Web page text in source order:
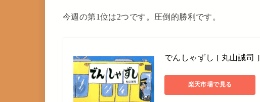
今週の第1位は2つです。圧倒的勝利です。
でんしゃずし [ 丸山誠司 ]
楽天市場で見る